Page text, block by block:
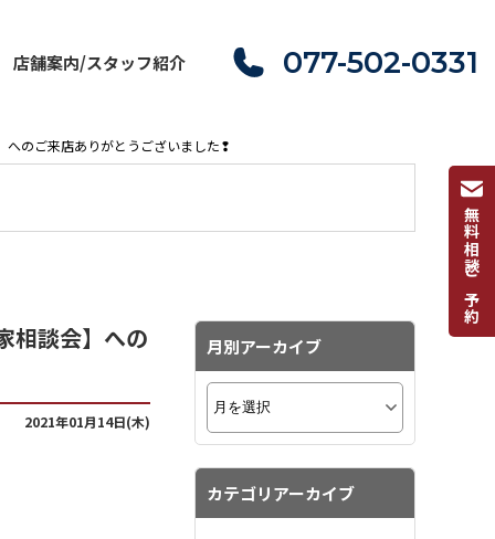
店舗案内/スタッフ紹介 077-502-0331
無料相談ご予約
へのご来店ありがとうございました❢
相談会】への
2021年01月14日(木)
月別アーカイブ
カテゴリアーカイブ